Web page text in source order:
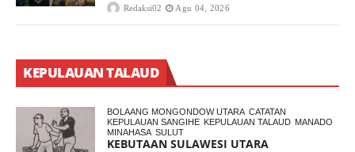
Redaksi02 Agu 04, 2026
KEPULAUAN TALAUD
BOLAANG MONGONDOW UTARA CATATAN
KEPULAUAN SANGIHE KEPULAUAN TALAUD MANADO
MINAHASA SULUT
KEBUTAAN SULAWESI UTARA